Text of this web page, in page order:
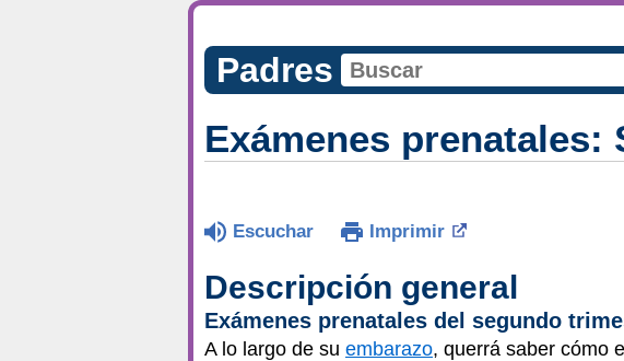
Padres
Exámenes
Escuchar Imprimir
Descripción general
Exámenes prenatales del segundo
A lo largo de su embarazo, querrá saber cómo